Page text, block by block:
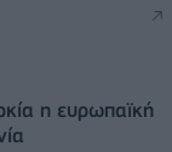
η ευρωπαϊκή